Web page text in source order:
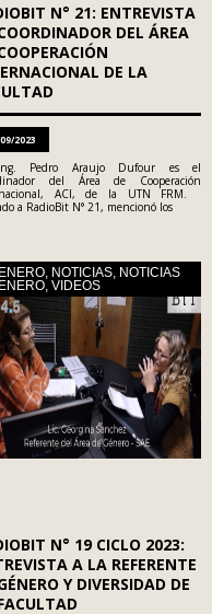
N° 21: ENTREVISTA
DEL ÁREA
DE LA
2023
Pedro Araujo Dufour es el
del Área de Cooperación
ACI, de la UTN FRM.
a RadioBit N° 21, mencionó los
, NOTICIAS, NOTICIAS
, VIDEOS
N° 19 CICLO 2023:
A LA REFERENTE
Y DIVERSIDAD DE